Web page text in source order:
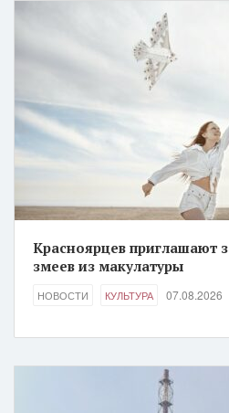
Красноярцев приглашают
змеев из макулатуры
НОВОСТИ КУЛЬТУРА 07.08.2026